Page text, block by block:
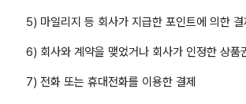
5) 마일리지 등 회사가 지급한 포인트에 의한 결
6) 회사와 계약을 맺었거나 회사가 인정한 상품
7) 전화 또는 휴대전화를 이용한 결제